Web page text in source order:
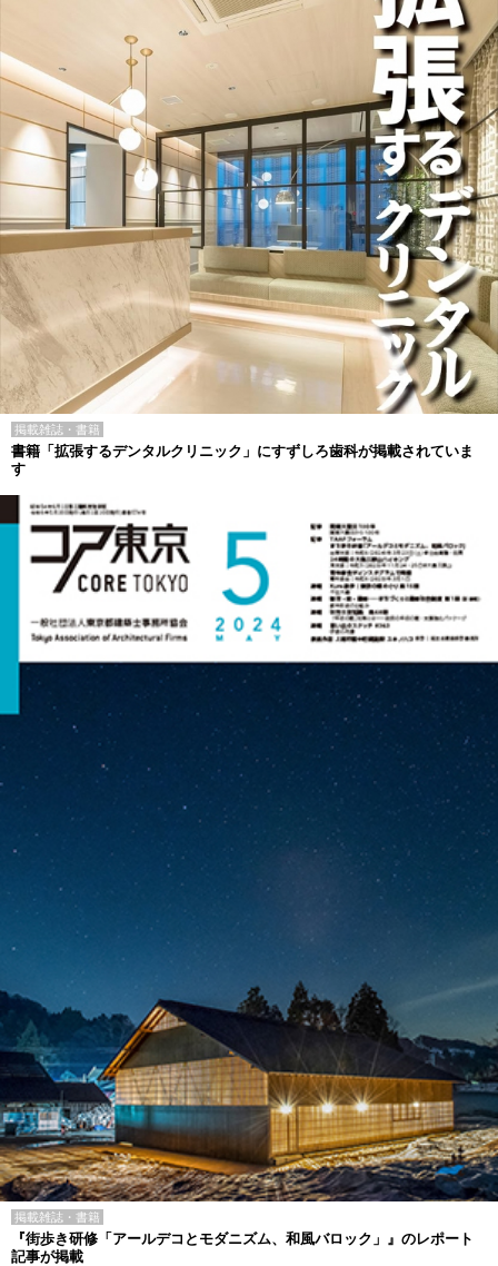
掲載雑誌・書籍
書籍「拡張するデンタルクリニック」にすずしろ歯科が掲載されていま
す
掲載雑誌・書籍
『街歩き研修「アールデコとモダニズム、和風バロック」』のレポート
記事が掲載